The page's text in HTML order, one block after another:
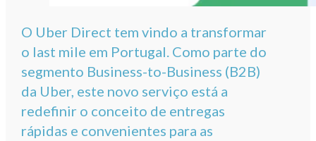
O Uber Direct tem vindo a transformar
o last mile em Portugal. Como parte do
segmento Business-to-Business (B2B)
da Uber, este novo serviço está a
redefinir o conceito de entregas
rápidas e convenientes para as